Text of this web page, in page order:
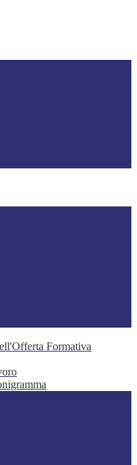
Formativa